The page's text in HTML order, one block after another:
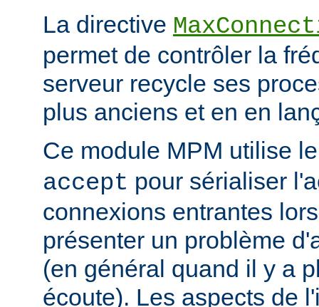
La directive
permet de contrôler la
serveur recycle ses
plus anciens et en en
Ce module MPM utilise
accept pour sérialiser
connexions entrantes
présenter un problème
(en général quand il y a
écoute). Les aspects de